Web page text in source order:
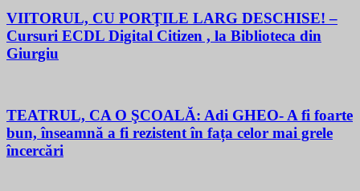
VIITORUL, CU PORŢILE LARG DESCHISE! –
Cursuri ECDL Digital Citizen , la Biblioteca din
Giurgiu
TEATRUL, CA O ŞCOALĂ: Adi GHEO- A fi foarte
bun, înseamnă a fi rezistent în fața celor mai grele
încercări